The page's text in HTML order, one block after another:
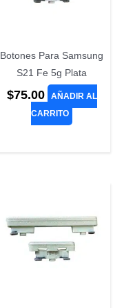
Botones Para Samsung
S21 Fe 5g Plata
$75.00
AÑADIR AL
CARRITO